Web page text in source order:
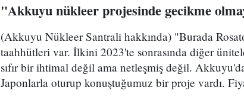
"Akkuyu nükleer projesinde gecikme
(Akkuyu Nükleer Santrali hakkında) "Burada
taahhütleri var. İlkini 2023'te sonrasında diğer
sıfır bir ihtimal değil ama netleşmiş değil.
Japonlarla oturup konuştuğumuz bir proje vardı.